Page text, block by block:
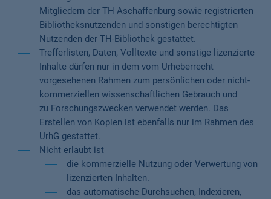
Mitgliedern der TH Aschaffenburg sowie registrierten
Bibliotheksnutzenden und sonstigen berechtigten
Nutzenden der TH-Bibliothek gestattet.
Trefferlisten, Daten, Volltexte und sonstige lizenzierte
Inhalte dürfen nur in dem vom Urheberrecht
vorgesehenen Rahmen zum persönlichen oder nicht-
kommerziellen wissenschaftlichen Gebrauch und
zu Forschungszwecken verwendet werden. Das
Erstellen von Kopien ist ebenfalls nur im Rahmen des
UrhG gestattet.
Nicht erlaubt ist
die kommerzielle Nutzung oder Verwertung von
lizenzierten Inhalten.
das automatische Durchsuchen, Indexieren,